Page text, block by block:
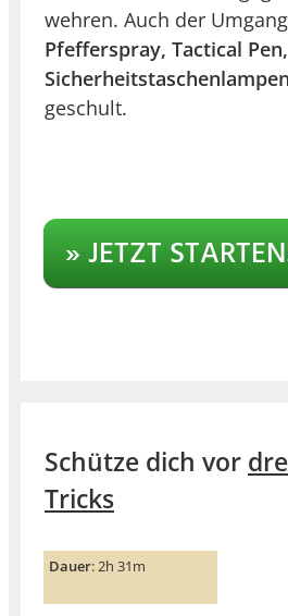
wehren. Auch der
Pfefferspray, Tactical
Sicherheitstaschenlampen
geschult.
» JETZT
Schütze dich vor
Tricks
Dauer: 2h 31m